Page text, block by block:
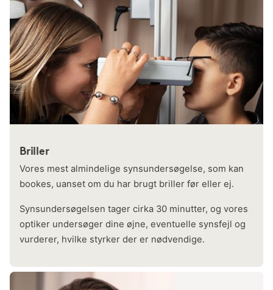
Briller
Vores mest almindelige synsundersøgelse, som kan
bookes, uanset om du har brugt briller før eller ej.
Synsundersøgelsen tager cirka 30 minutter, og vores
optiker undersøger dine øjne, eventuelle synsfejl og
vurderer, hvilke styrker der er nødvendige.